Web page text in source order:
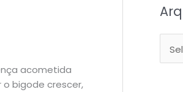
acometida
o bigode crescer,